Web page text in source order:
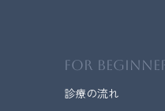
FOR
診療の流れ